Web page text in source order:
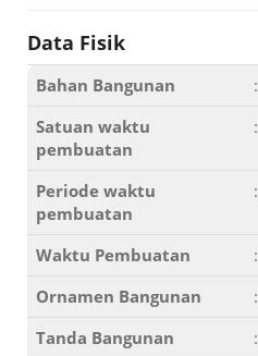
Data Fisik
Bahan Bangunan :
Satuan waktu
pembuatan
:
Periode waktu
pembuatan
:
Waktu Pembuatan :
Ornamen Bangunan
:
Tanda Bangunan
: